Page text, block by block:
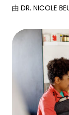
由 DR. NICOLE